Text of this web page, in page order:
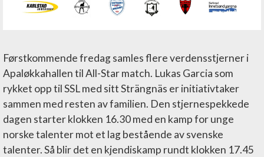
Førstkommende fredag samles flere verdensstjerner i
Apaløkkahallen til All-Star match. Lukas Garcia som
rykket opp til SSL med sitt Strängnäs er initiativtaker
sammen med resten av familien. Den stjernespekkede
dagen starter klokken 16.30 med en kamp for unge
norske talenter mot et lag bestående av svenske
talenter. Så blir det en kjendiskamp rundt klokken 17.45